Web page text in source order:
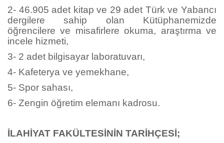
2- 46.905 adet kitap ve 29 adet Türk ve Yabancı
dergilere sahip olan Kütüphanemizde
öğrencilere ve misafirlere okuma, araştırma ve
incele hizmeti,
3- 2 adet bilgisayar laboratuvarı,
4- Kafeterya ve yemekhane,
5- Spor sahası,
6- Zengin öğretim elemanı kadrosu.
İLAHİYAT FAKÜLTESİNİN TARİHÇESİ;